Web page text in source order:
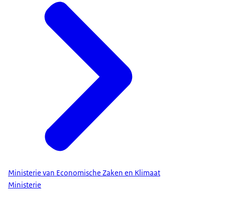
Ministerie van Economische Zaken en Klimaat
Ministerie